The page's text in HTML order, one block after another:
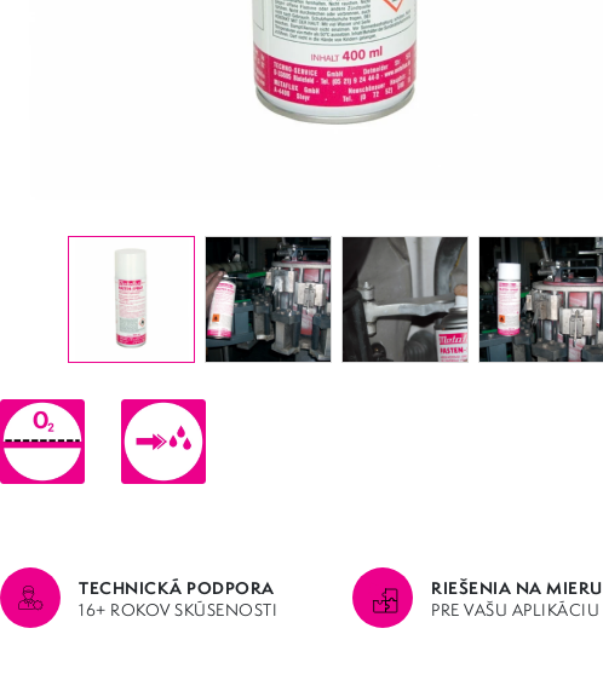
TECHNICKÁ PODPORA
16+ ROKOV SKÚSENOSTI
RIEŠENIA NA MIERU
PRE VAŠU APLIKÁCIU